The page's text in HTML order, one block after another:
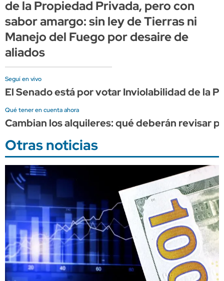
de la Propiedad Privada, pero con
sabor amargo: sin ley de Tierras ni
Manejo del Fuego por desaire de
aliados
Seguí en vivo
El Senado está por votar Inviolabilidad de la
Qué tener en cuenta ahora
Cambian los alquileres: qué deberán revisar
Otras noticias